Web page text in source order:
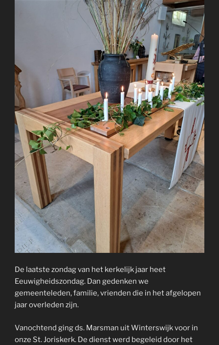
De laatste zondag van het kerkelijk jaar heet
Eeuwigheidszondag. Dan gedenken we
gemeenteleden, familie, vrienden die in het afgelopen
jaar overleden zijn.
Vanochtend ging ds. Marsman uit Winterswijk voor in
onze St. Joriskerk. De dienst werd begeleid door het